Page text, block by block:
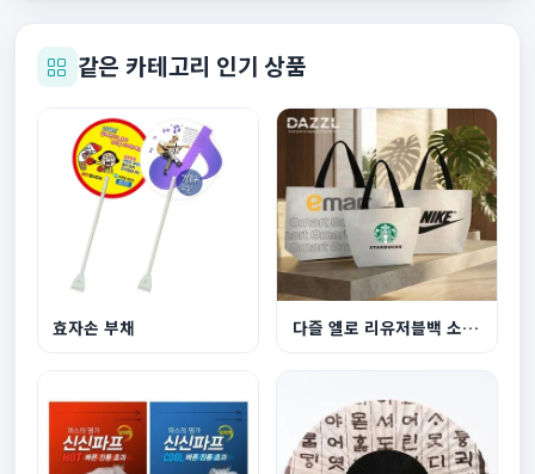
같은 카테고리 인기 상품
효자손 부채 다즐 엘로 리유저블백 소형 컬러DTF인쇄